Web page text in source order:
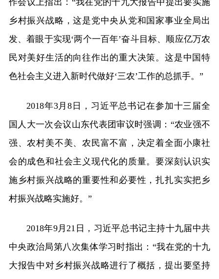
乡村振兴战略，这是党中央从党和国家事业全局出
发、着眼于实现‘两个一百年’奋斗目标、顺应亿万农
民对美好生活的向往作出的重大决策。这是中国特
色社会主义进入新时代做好‘三农’工作的总抓手。”
2018年3月8日，习近平总书记在参加十三届全
国人大一次会议山东代表团审议时强调：“农业强不
强、农村美不美、农民富不富，决定着全面小康社
会的成色和社会主义现代化的质量。要深刻认识实
施乡村振兴战略的重要性和必要性，扎扎实实把乡
村振兴战略实施好。”
2018年9月21日，习近平总书记主持十九届中共
中央政治局第八次集体学习时指出：“我在党的十九
大报告中对乡村振兴战略进行了概括，提出要坚持